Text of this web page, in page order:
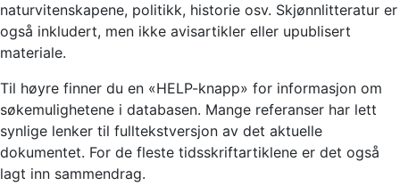
naturvitenskapene, politikk, historie osv. Skjønnlitteratur er
også inkludert, men ikke avisartikler eller upublisert
materiale.
Til høyre finner du en «HELP-knapp» for informasjon om
søkemulighetene i databasen. Mange referanser har lett
synlige lenker til fulltekstversjon av det aktuelle
dokumentet. For de fleste tidsskriftartiklene er det også
lagt inn sammendrag.